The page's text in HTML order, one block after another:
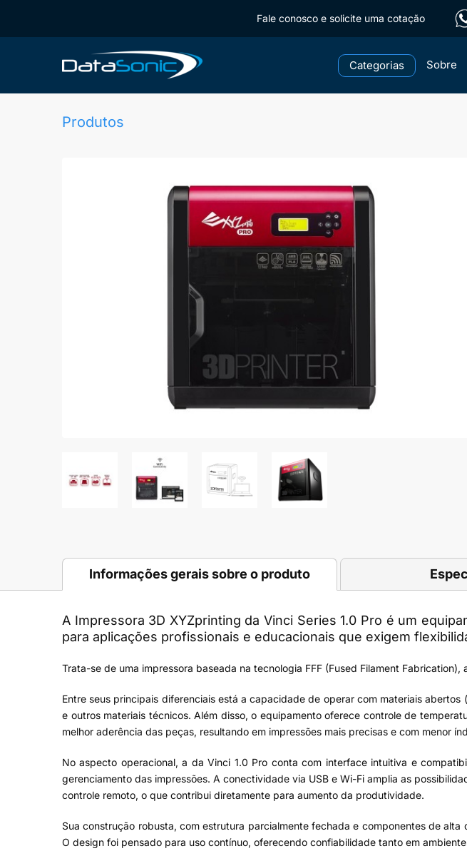
Fale conosco e solicite uma cotação
Categorias Sobre
Produtos
Informações gerais sobre o produto
A Impressora 3D XYZprinting da Vinci Series 1.0 Pro é um
para aplicações profissionais e educacionais que exigem
Trata-se de uma impressora baseada na tecnologia FFF (Fused Filament
Entre seus principais diferenciais está a capacidade de operar com materiais
e outros materiais técnicos. Além disso, o equipamento oferece controle de
melhor aderência das peças, resultando em impressões mais precisas e com menor
No aspecto operacional, a da Vinci 1.0 Pro conta com interface intuitiva e
gerenciamento das impressões. A conectividade via USB e Wi-Fi amplia as
controle remoto, o que contribui diretamente para aumento da produtividade.
Sua construção robusta, com estrutura parcialmente fechada e componentes de
O design foi pensado para uso contínuo, oferecendo confiabilidade tanto em